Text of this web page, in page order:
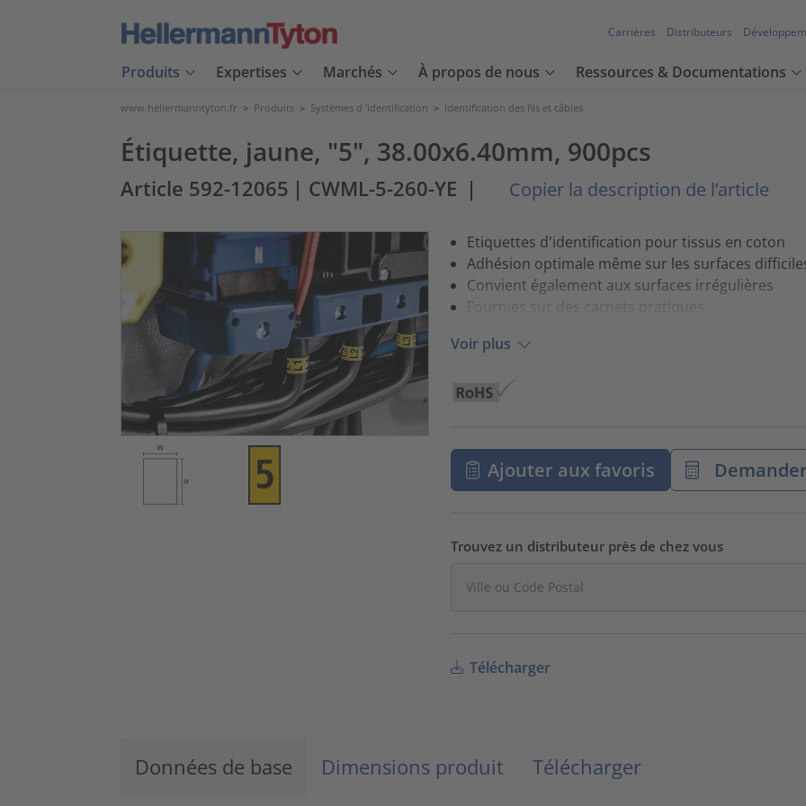
Carrières Distributeurs
Produits Expertises Marchés À propos de nous Ressources & Documentations
www.hellermanntyton.fr > Produits > Systèmes d 'identification > Identification des fils et câbles
Étiquette, jaune, "5", 38.00x6.40mm, 900pcs
Article 592-12065 | CWML-5-260-YE | Copier la description de l’article
Etiquettes d'identification pour tissus en coton
Adhésion optimale même sur les surfaces
Convient également aux surfaces irrégulières
Fournies sur des carnets pratiques
Voir plus
Ajouter aux favoris
Trouvez un distributeur près de chez vous
Télécharger
Données de base Dimensions produit Télécharger